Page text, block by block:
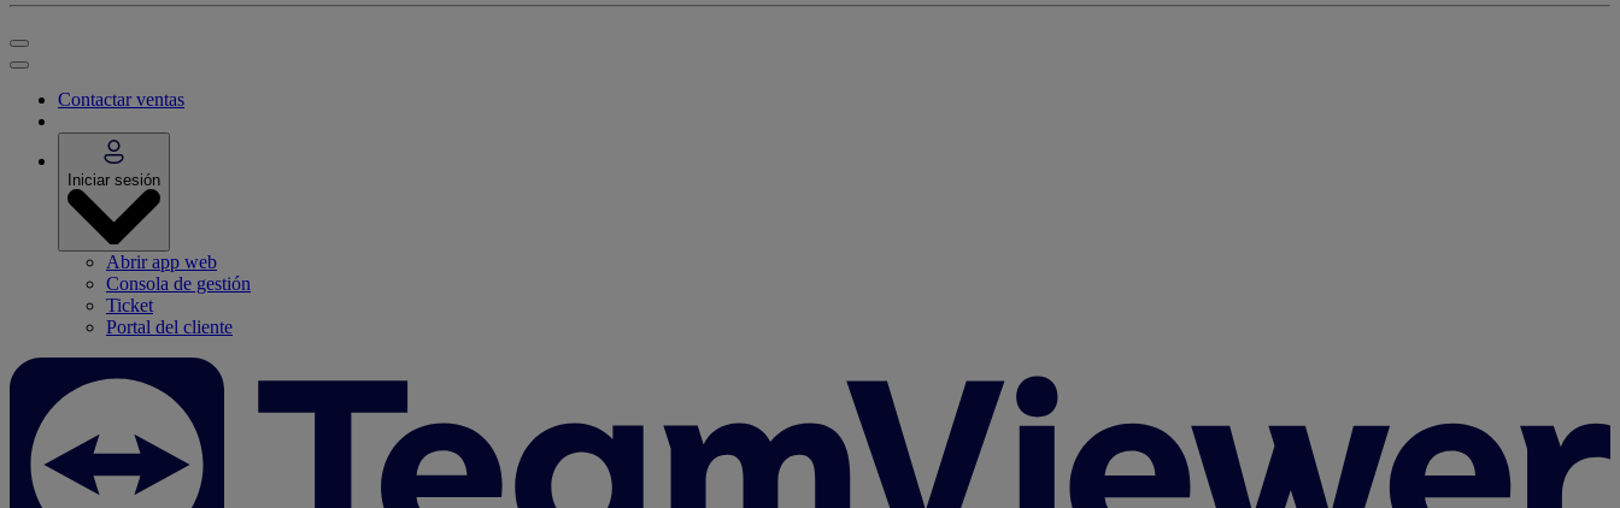
Contactar ventas
Iniciar sesión
Abrir app web
Consola de gestión
Ticket
Portal del cliente